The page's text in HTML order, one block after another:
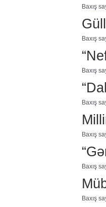
Baxış
Baxış
Baxış
Baxış
Baxış
Baxış
Baxış